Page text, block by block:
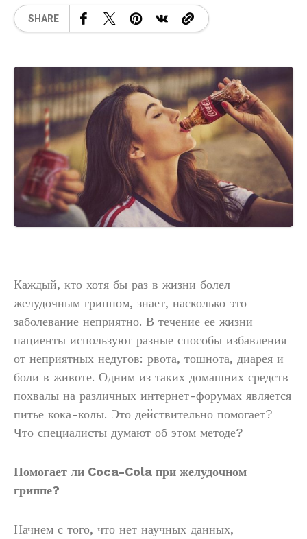
SHARE
Каждый, кто хотя бы раз в жизни болел
желудочным гриппом, знает, насколько это
заболевание неприятно. В течение ее жизни
пациенты используют разные способы избавления
от неприятных недугов: рвота, тошнота, диарея и
боли в животе. Одним из таких домашних средств
похвалы на различных интернет-форумах является
питье кока-колы. Это действительно помогает?
Что специалисты думают об этом методе?
Помогает ли Coca-Cola при желудочном
гриппе?
Начнем с того, что нет научных данных,